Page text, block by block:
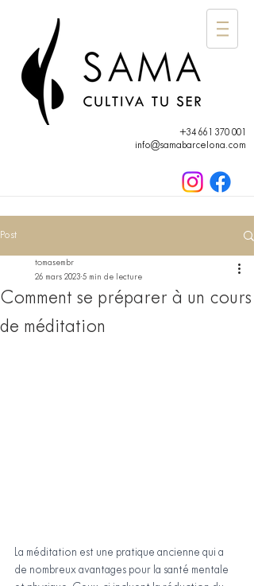
+34 661 370 001
info@samabarcelona.com
Post
Comment se préparer à un cours
de méditation
tomasembr
26 mars 2023 5 min de lecture
La méditation est une pratique ancienne qui a
de nombreux avantages pour la santé mentale